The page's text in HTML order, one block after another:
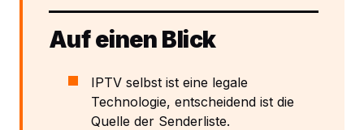
Auf einen Blick
IPTV selbst ist eine legale
Technologie, entscheidend ist die
Quelle der Senderliste.